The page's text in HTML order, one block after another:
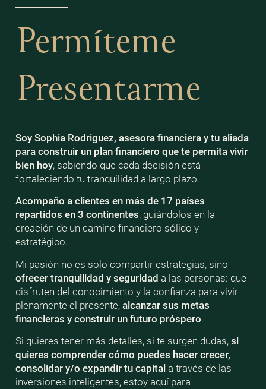
Permíteme
Presentarme
Soy Sophia Rodriguez, asesora financiera y tu aliada
para construir un plan financiero que te permita vivir
bien hoy, sabiendo que cada decisión está
fortaleciendo tu tranquilidad a largo plazo.
Acompaño a clientes en más de 17 países
repartidos en 3 continentes, guiándolos en la
creación de un camino financiero sólido y
estratégico.
Mi pasión no es solo compartir estrategias, sino
ofrecer tranquilidad y seguridad a las personas: que
disfruten del conocimiento y la confianza para vivir
plenamente el presente, alcanzar sus metas
financieras y construir un futuro próspero.
Si quieres tener más detalles, si te surgen dudas, si
quieres comprender cómo puedes hacer crecer,
consolidar y/o expandir tu capital a través de las
inversiones inteligentes, estoy aquí para